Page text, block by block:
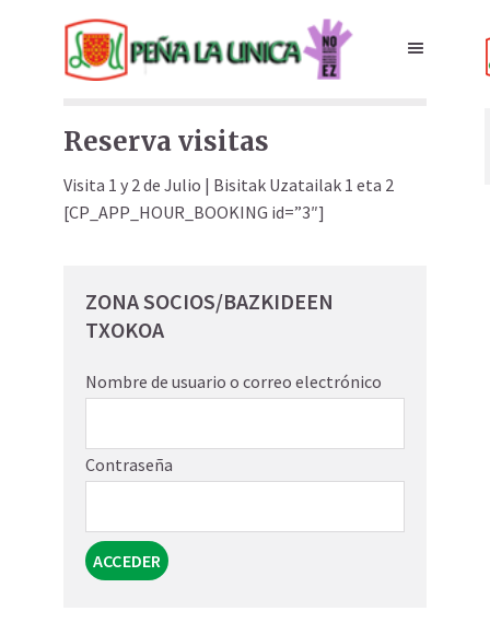
Reserva visitas
Visita 1 y 2 de Julio | Bisitak Uzatailak 1 eta 2
[CP_APP_HOUR_BOOKING id=”3″]
ZONA SOCIOS/BAZKIDEEN
TXOKOA
Nombre de usuario o correo electrónico
Contraseña